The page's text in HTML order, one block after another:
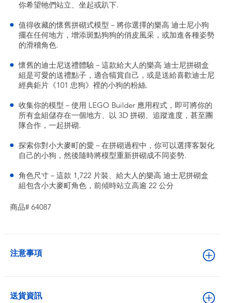
你希望牠們站立、坐起或趴下.
值得收藏的懷舊拼砌式模型－將你選擇的樂高 迪士尼小狗
擺在任何地方，增添斑點狗狗的俏皮風采，或加進各種姿勢
的滑稽角色.
懷舊的迪士尼送禮體驗－這款給大人的樂高 迪士尼拼砌盒
組是可愛的送禮點子，適合犒賞自己，或是送給喜歡迪士尼
經典鉅片《101 忠狗》裡的小狗的粉絲.
收集你的模型－使用 LEGO Builder 應用程式，即可將你的
所有盒組儲存在一個地方、以 3D 拼砌、追蹤進度，甚至團
隊合作，一起拼砌.
探索你對小大麥町的愛－在拼砌過程中，你可以選擇客製化
自己的小狗，然後隨時將模型重新拼砌成不同姿勢.
角色尺寸－這款 1,722 片裝、給大人的樂高 迪士尼拼砌盒
組包含小大麥町角色，前傾時站立高逾 22 公分
商品# 64087
注意事項
送貨資訊